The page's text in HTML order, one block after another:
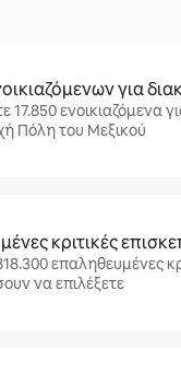
για
17.850 ενοικιαζόμενα
Πόλη του Μεξικού
κριτικές
επαληθευμένες
να επιλέξετε